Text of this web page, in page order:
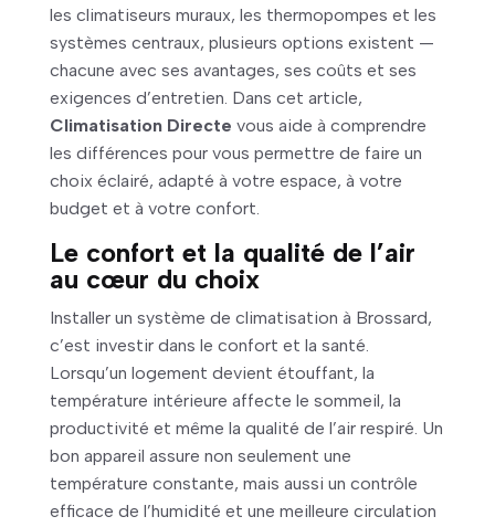
les climatiseurs muraux, les thermopompes et les
systèmes centraux, plusieurs options existent —
chacune avec ses avantages, ses coûts et ses
exigences d’entretien. Dans cet article,
Climatisation Directe vous aide à comprendre
les différences pour vous permettre de faire un
choix éclairé, adapté à votre espace, à votre
budget et à votre confort.
Le confort et la qualité de l’air
au cœur du choix
Installer un système de climatisation à Brossard,
c’est investir dans le confort et la santé.
Lorsqu’un logement devient étouffant, la
température intérieure affecte le sommeil, la
productivité et même la qualité de l’air respiré. Un
bon appareil assure non seulement une
température constante, mais aussi un contrôle
efficace de l’humidité et une meilleure circulation